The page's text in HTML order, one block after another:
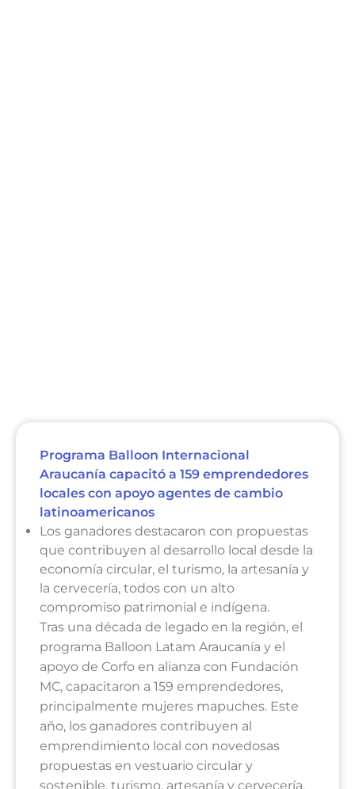
Programa Balloon Internacional
Araucanía capacitó a 159 emprendedores
locales con apoyo agentes de cambio
latinoamericanos
Los ganadores destacaron con propuestas
que contribuyen al desarrollo local desde la
economía circular, el turismo, la artesanía y
la cervecería, todos con un alto
compromiso patrimonial e indígena.
Tras una década de legado en la región, el
programa Balloon Latam Araucanía y el
apoyo de Corfo en alianza con Fundación
MC, capacitaron a 159 emprendedores,
principalmente mujeres mapuches. Este
año, los ganadores contribuyen al
emprendimiento local con novedosas
propuestas en vestuario circular y
sostenible, turismo, artesanía y cervecería.